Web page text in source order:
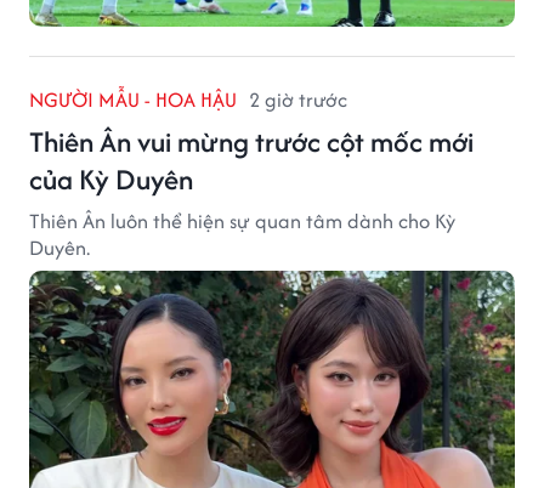
NGƯỜI MẪU - HOA HẬU 2 giờ trước
Thiên Ân vui mừng trước cột mốc mới
của Kỳ Duyên
Thiên Ân luôn thể hiện sự quan tâm dành cho Kỳ
Duyên.